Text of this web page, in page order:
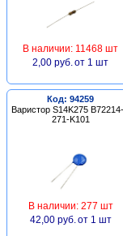
В наличии: 11468 шт
2,00 руб. от 1 шт
Код: 94259
Варистор S14K275
271-K101
В наличии: 277 шт
42,00 руб. от 1 шт